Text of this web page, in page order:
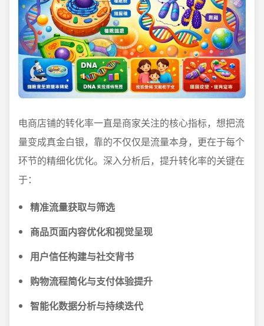
电商店铺的转化率一直是商家关注的核心指标，想把流
量变成真金白银，靠的不仅仅是流量本身，更在于每个
环节的精细化优化。深入分析后，提升转化率的关键在
于：
精准流量获取与筛选
商品页面内容优化和视觉呈现
用户信任构建与社交背书
购物流程简化与支付体验提升
智能化数据分析与持续迭代